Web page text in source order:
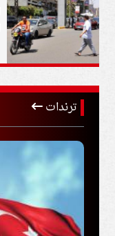
ترندات